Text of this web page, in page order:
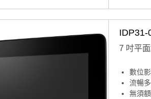
IDP31-
7 吋平
數位
流暢
無須